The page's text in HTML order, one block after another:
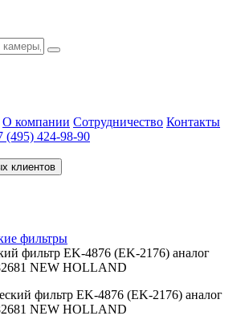
О компании Сотрудничество Контакты
(495) 424-98-90
клиентов
фильтры
фильтр EK-4876 (EK-2176) аналог
NEW HOLLAND